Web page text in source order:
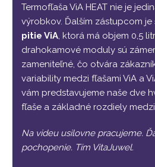
Termofľaša ViA HEAT nie je
výrobkov. Ďalším zástupcom je
pitie ViA, ktorá má objem 0,5
drahokamové moduly sú
zameniteľné, čo otvára
variability medzi fľašami ViA a
vám predstavujeme naše dve
fľaše a základné rozdiely medzi
Na videu usilovne pracujeme.
pochopenie. Tím VitaJuwel.